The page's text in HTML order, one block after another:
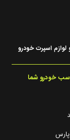
اسپرت خودرو
خودرو شما